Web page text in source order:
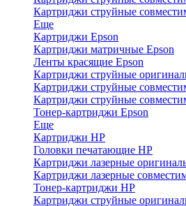
Картриджи струйные
Еще
Картриджи Epson
Картриджи матричные Epson
Ленты красящие Epson
Картриджи струйные
Картриджи струйные
Картриджи струйные
Тонер-картриджи Epson
Еще
Картриджи HP
Головки печатающие HP
Картриджи лазерные
Картриджи лазерные
Тонер-картриджи HP
Картриджи струйные